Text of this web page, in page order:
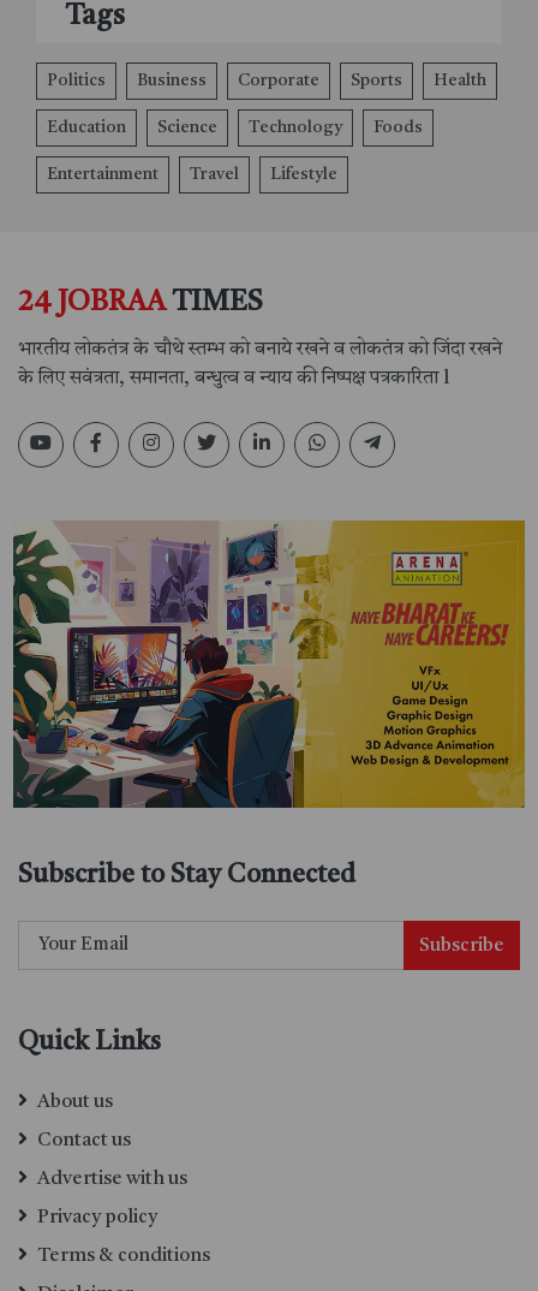
Tags
Politics Business Corporate Sports Health
Education Science Technology Foods
Entertainment Travel Lifestyle
24 JOBRAATIMES
भारतीय लोकतंत्र के चौथे स्तम्भ को बनाये रखने व लोकतंत्र को जिंदा रखने
के लिए सवंत्रता, समानता, बन्धुत्व व न्याय की निष्पक्ष पत्रकारिता l
Subscribe to Stay Connected
Subscribe
Quick Links
About us
Contact us
Advertise with us
Privacy policy
Terms & conditions